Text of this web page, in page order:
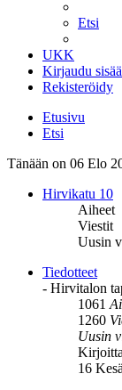
Etsi
UKK
Kirjaudu
Rekisteröidy
Etusivu
Etsi
Tänään on 06 Elo
Hirvikatu 10
Aiheet
Viestit
Uusin
Tiedotteet
- Hirvitalon
1061
1260
Uusin
16